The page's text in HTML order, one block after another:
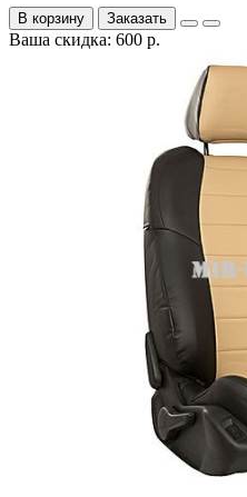
В корзину Заказать
Ваша скидка: 600 р.